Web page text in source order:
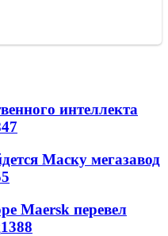
интеллекта
Маску мегазавод
Maersk перевел
1388